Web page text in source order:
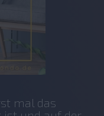
mal das